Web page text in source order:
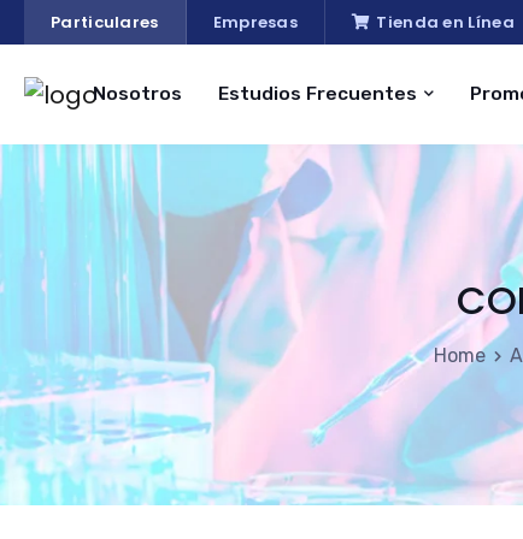
Particulares Empresas Tienda en Línea
Nosotros Estudios Frecuentes
Home